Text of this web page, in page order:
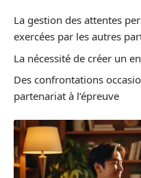
La gestion des attentes
exercées par les autres
La nécessité de créer un
Des confrontations
partenariat à l’épreuve